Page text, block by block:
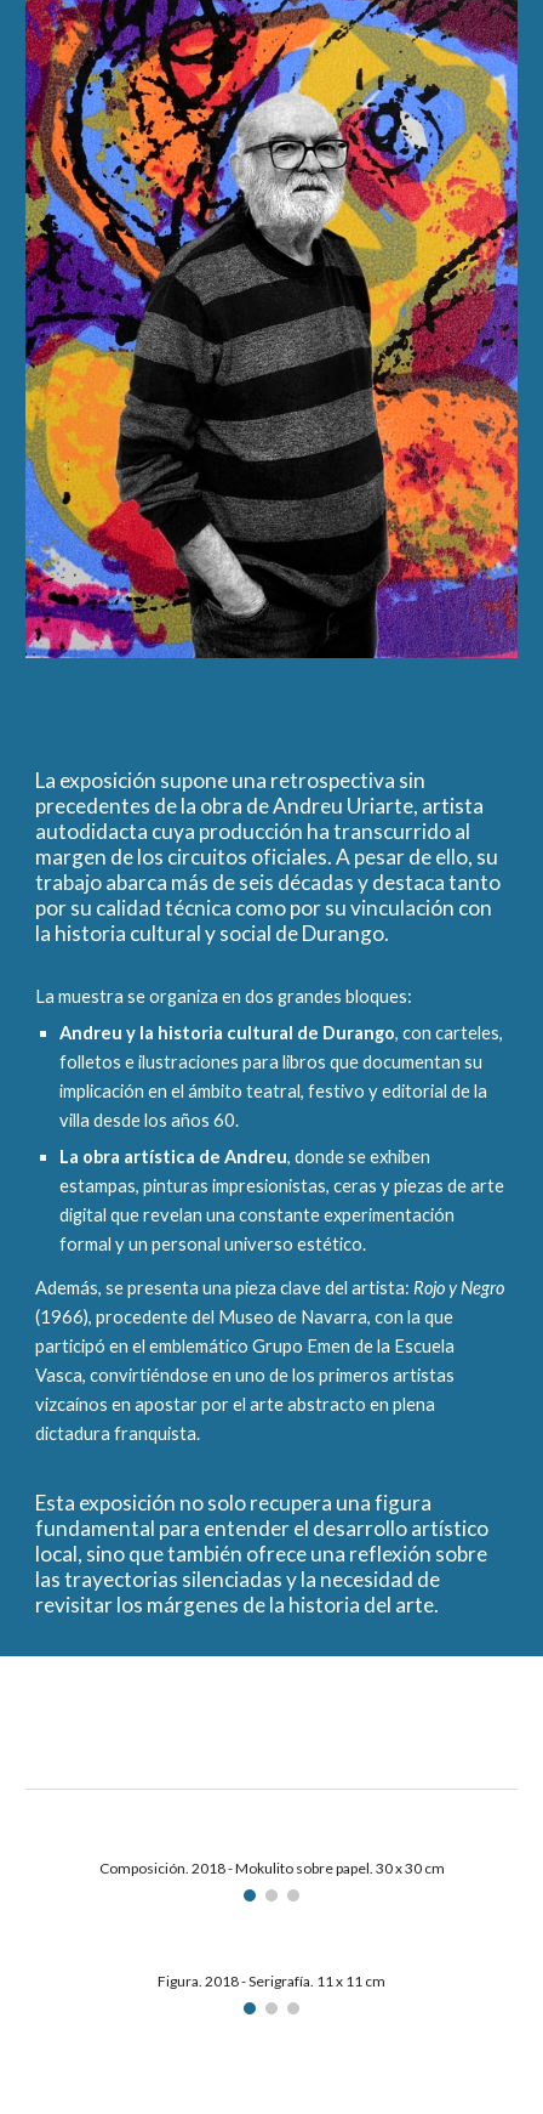
La exposición supone una retrospectiva sin
precedentes de la obra de Andreu Uriarte, artista
autodidacta cuya producción ha transcurrido al
margen de los circuitos oficiales. A pesar de ello, su
trabajo abarca más de seis décadas y destaca tanto
por su calidad técnica como por su vinculación con
la historia cultural y social de Durango.
La muestra se organiza en dos grandes bloques:
Andreu y la historia cultural de Durango, con carteles,
folletos e ilustraciones para libros que documentan su
implicación en el ámbito teatral, festivo y editorial de la
villa desde los años 60.
La obra artística de Andreu, donde se exhiben
estampas, pinturas impresionistas, ceras y piezas de arte
digital que revelan una constante experimentación
formal y un personal universo estético.
Además, se presenta una pieza clave del artista: Rojo y Negro
(1966), procedente del Museo de Navarra, con la que
participó en el emblemático Grupo Emen de la Escuela
Vasca, convirtiéndose en uno de los primeros artistas
vizcaínos en apostar por el arte abstracto en plena
dictadura franquista.
Esta exposición no solo recupera una figura
fundamental para entender el desarrollo artístico
local, sino que también ofrece una reflexión sobre
las trayectorias silenciadas y la necesidad de
revisitar los márgenes de la historia del arte.
Composición. 2018 - Mokulito sobre papel. 30 x 30 cm
Figura. 2018 - Serigrafía. 11 x 11 cm